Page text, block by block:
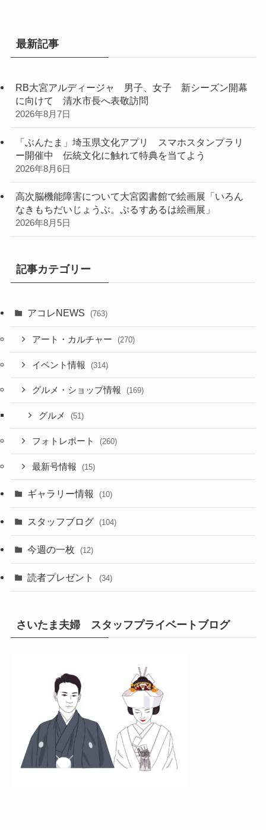
最新記事
RB大宮アルディージャ 男子、女子 新シーズン開幕
に向けて 清水市長へ表敬訪問
2026年8月7日
「ぶんたま」埼玉県文化アプリ スマホスタンプラリ
ー開催中 伝統文化に触れて特典を当てよう
2026年8月6日
高次脳機能障害について大宮図書館で絵画展「いろん
なきもちだいじょうぶ。ぷるすあるは絵画展」
2026年8月5日
記事カテゴリー
アコレNEWS (763)
アート・カルチャー (270)
イベント情報 (314)
グルメ・ショップ情報 (169)
グルメ (51)
フォトレポート (260)
最新号情報 (15)
ギャラリー情報 (10)
スタッフブログ (104)
今週の一枚 (12)
読者プレゼント (34)
さいたま夫婦 スタッフプライベートブログ